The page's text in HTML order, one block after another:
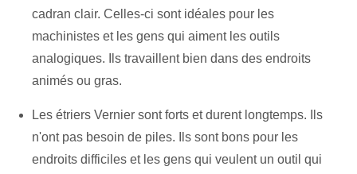
cadran clair. Celles-ci sont idéales pour les
machinistes et les gens qui aiment les outils
analogiques. Ils travaillent bien dans des endroits
animés ou gras.
Les étriers Vernier sont forts et durent longtemps. Ils
n'ont pas besoin de piles. Ils sont bons pour les
endroits difficiles et les gens qui veulent un outil qui